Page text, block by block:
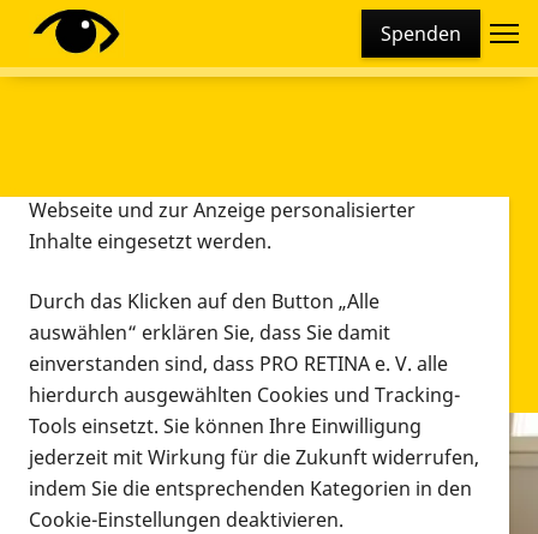
Spenden
Infomaterial
Infomaterial
Diese Webseite setzt verschiedene Cookies und
Tracking-Tools ein. Dies beinhaltet Cookies und
Webseite und zur Anzeige personalisierter
Inhalte eingesetzt werden.
Durch das Klicken auf den Button „Alle
auswählen“ erklären Sie, dass Sie damit
einverstanden sind, dass PRO RETINA e. V. alle
hierdurch ausgewählten Cookies und Tracking-
Tools einsetzt. Sie können Ihre Einwilligung
jederzeit mit Wirkung für die Zukunft widerrufen,
indem Sie die entsprechenden Kategorien in den
Cookie-Einstellungen deaktivieren.